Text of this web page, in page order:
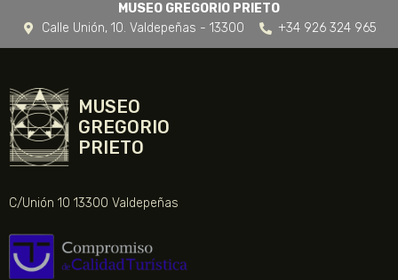
MUSEO GREGORIO PRIETO
Calle Unión, 10. Valdepeñas - 13300
+34 926 324 965
MUSEO
GREGORIO
PRIETO
C/Unión 10 13300 Valdepeñas